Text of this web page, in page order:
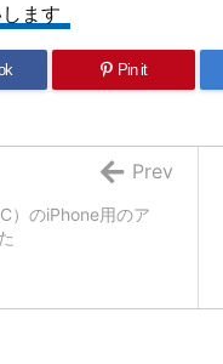
ます
Pin it
）のiPhone用のア
Prev